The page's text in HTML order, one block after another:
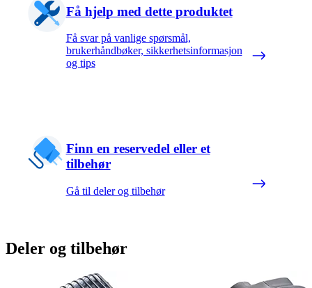
Få hjelp med dette produktet
Få svar på vanlige spørsmål,
brukerhåndbøker, sikkerhetsinformasjon
og tips
Finn en reservedel eller et
tilbehør
Gå til deler og tilbehør
Deler og tilbehør